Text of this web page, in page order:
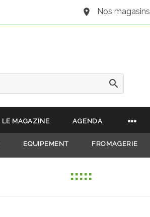
Nos magasins
LE MAGAZINE AGENDA
EQUIPEMENT FROMAGERIE